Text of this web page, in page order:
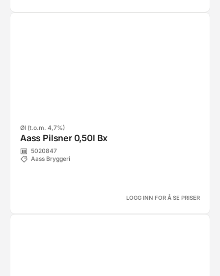
Øl (t.o.m. 4,7%)
Aass Pilsner 0,50l Bx
5020847
Aass Bryggeri
LOGG INN FOR Å SE PRISER